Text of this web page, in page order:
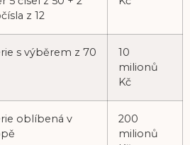
z 12
s výběrem z 70
10
milionů
Kč
oblíbená v
200
milionů